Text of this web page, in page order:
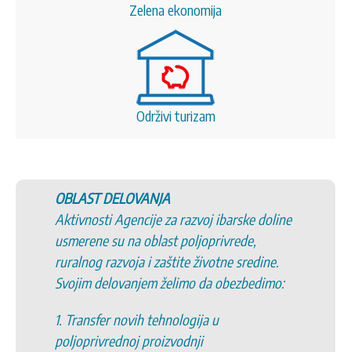
Zelena ekonomija
Održivi turizam
OBLAST DELOVANJA
Aktivnosti Agencije za razvoj ibarske doline
usmerene su na oblast poljoprivrede,
ruralnog razvoja i zaštite životne sredine.
Svojim delovanjem želimo da obezbedimo:
1. Transfer novih tehnologija u
poljoprivrednoj proizvodnji